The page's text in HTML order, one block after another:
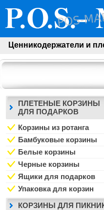
Ценникодержатели и
ПЛЕТЕНЫЕ КОРЗИНЫ
ДЛЯ ПОДАРКОВ
Корзины из ротанга
Бамбуковые корзины
Белые корзины
Черные корзины
Ящики для подарков
Упаковка для корзин
КОРЗИНЫ ДЛЯ